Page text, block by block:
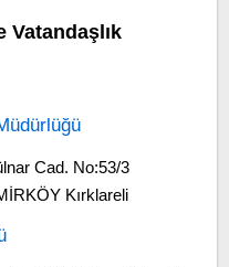
Vatandaşlık
Cad. No:53/3
Kırklareli